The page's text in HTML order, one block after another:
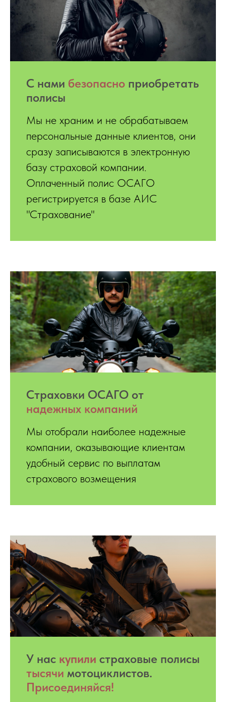
С нами безопасно приобретать
полисы
Мы не храним и не обрабатываем
персональные данные клиентов, они
сразу записываются в электронную
базу страховой компании.
Оплаченный полис ОСАГО
регистрируется в базе АИС
"Страхование"
Страховки ОСАГО от
надежных компаний
Мы отобрали наиболее надежные
компании, оказывающие клиентам
удобный сервис по выплатам
страхового возмещения
У нас купили страховые полисы
тысячи мотоциклистов.
Присоединяйся!